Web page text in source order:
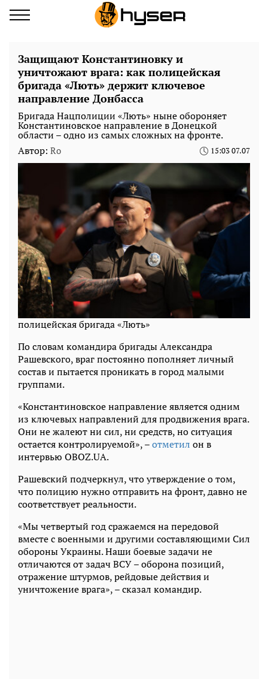
Защищают Константиновку и
уничтожают врага: как полицейская
бригада «Лють» держит ключевое
направление Донбасса
Бригада Нацполиции «Лють» ныне обороняет
Константиновское направление в Донецкой
области – одно из самых сложных на фронте.
Автор: Ro 15:03 07.07
полицейская бригада «Лють»
По словам командира бригады Александра
Рашевского, враг постоянно пополняет личный
состав и пытается проникать в город малыми
группами.
«Константиновское направление является одним
из ключевых направлений для продвижения врага.
Они не жалеют ни сил, ни средств, но ситуация
остается контролируемой», –отметил он в
интервью OBOZ.UA.
Рашевский подчеркнул, что утверждение о том,
что полицию нужно отправить на фронт, давно не
соответствует реальности.
«Мы четвертый год сражаемся на передовой
вместе с военными и другими составляющими Сил
обороны Украины. Наши боевые задачи не
отличаются от задач ВСУ – оборона позиций,
отражение штурмов, рейдовые действия и
уничтожение врага», – сказал командир.